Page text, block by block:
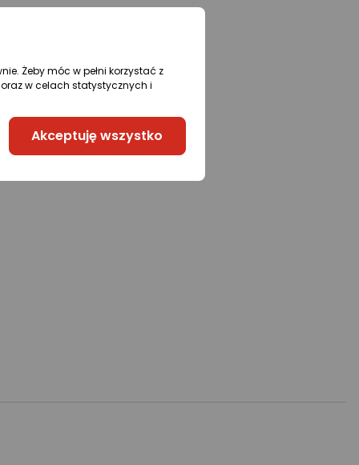
Żeby móc w pełni korzystać z
w celach statystycznych i
Akceptuję wszystko